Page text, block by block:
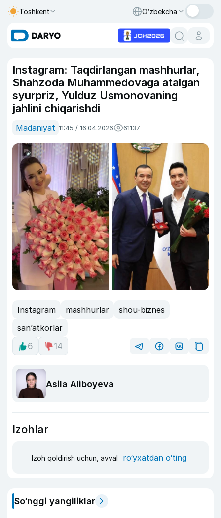
Toshkent O‘zbekcha
Instagram: Taqdirlangan mashhurlar,
Shahzoda Muhammedovaga atalgan
syurpriz, Yulduz Usmonovaning
jahlini chiqarishdi
Madaniyat 11:45 / 16.04.2026 61137
Instagram mashhurlar
shou-biznes
san’atkorlar
6
14
Asila Aliboyeva
Izohlar
Izoh qoldirish uchun, avval ro‘yxatdan o‘ting
So‘nggi yangiliklar